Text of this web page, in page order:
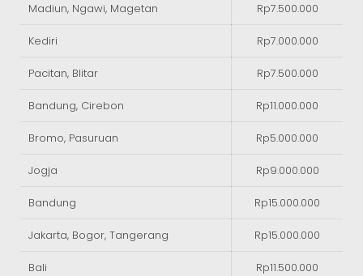
Madiun, Ngawi, Magetan Rp7.500.000
Kediri Rp7.000.000
Pacitan, Blitar Rp7.500.000
Bandung, Cirebon Rp11.000.000
Bromo, Pasuruan Rp5.000.000
Jogja Rp9.000.000
Bandung Rp15.000.000
Jakarta, Bogor, Tangerang Rp15.000.000
Bali Rp11.500.000